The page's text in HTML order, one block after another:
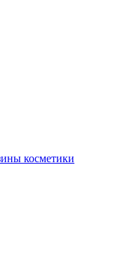
косметики